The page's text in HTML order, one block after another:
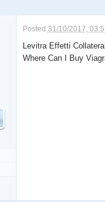
Posted 31/10/2017,
Levitra Effetti
Where Can I Buy